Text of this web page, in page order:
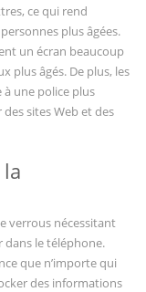
ce qui rend
plus âgées.
un écran beaucoup
plus âgés. De plus, les
une police plus
sites Web et des
verrous nécessitant
le téléphone.
que n’importe qui
des informations